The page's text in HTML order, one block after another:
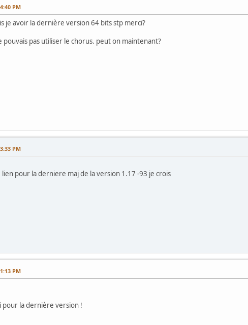
PM
je avoir la dernière version 64 bits stp merci?
pouvais pas utiliser le chorus. peut on maintenant?
PM
pour la derniere maj de la version 1.17 -93 je crois
PM
pour la dernière version !